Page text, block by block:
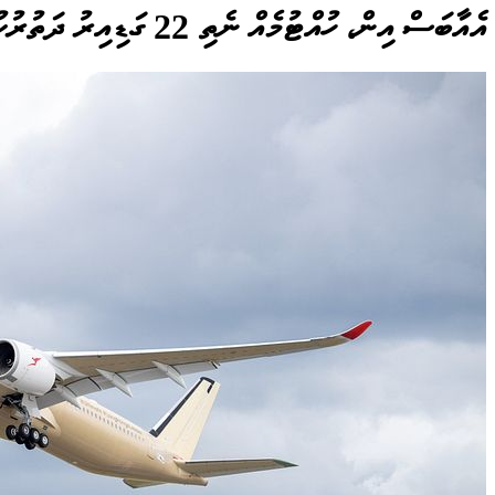
އެއާބަސް އިން، ހުއްޓުމެއް ނެތި 22 ގަޑިއިރު ދަތުރުކުރެވޭ މަތިންދާބޯޓެއް ޓެސްޓުކޮށްފި